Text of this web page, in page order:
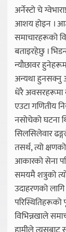
अर्नेस्टो चे
आशय होइन ।
समाचारहरूको
बताइरहेछु ।
न्यौछावर
अन्यथा हुनसक्नु
धेरै अवसरहरूमा
एउटा गणितीय
नसोचेको घटना
सिलसिलेवार
तसर्थ, त्यो
आकारको सेना
समयमै शत्रुको
उदाहरणको
परिस्थितिहरूको
विभिन्नखाले